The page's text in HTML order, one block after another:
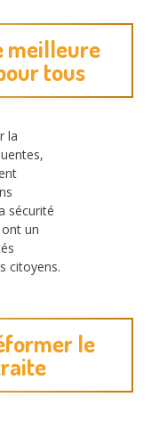
meilleure
tous
la
sécurité
un
citoyens.
le